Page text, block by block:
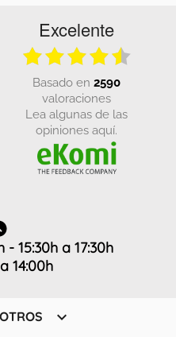
Excelente
basado en 2590
valoraciones
Lea algunas de las
opiniones aquí.
- 15:30h a 17:30h
14:00h
